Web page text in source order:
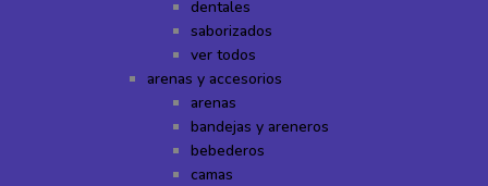
dentales
saborizados
ver todos
arenas y accesorios
arenas
bandejas y areneros
bebederos
camas